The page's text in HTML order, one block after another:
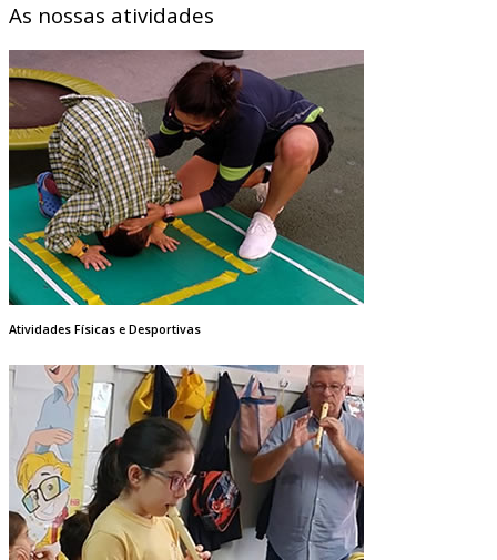
As nossas atividades
Atividades Físicas e Desportivas